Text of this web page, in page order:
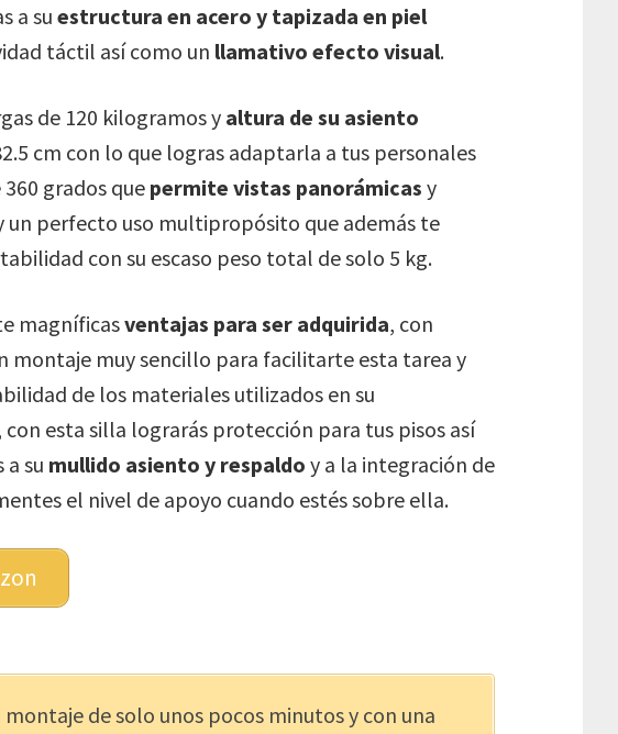
a suestructura en acero y tapizada en piel
táctil así como un llamativo efecto visual.
de 120 kilogramos y altura de su asiento
cm con lo que logras adaptarla a tus personales
grados que permite vistas panorámicas y
un perfecto uso multipropósito que además te
con su escaso peso total de solo 5 kg.
magníficasventajas para ser adquirida, con
montaje muy sencillo para facilitarte esta tarea y
de los materiales utilizados en su
con esta silla lograrás protección para tus pisos así
su mullido asiento y respaldo y a la integración de
el nivel de apoyo cuando estés sobre ella.
de solo unos pocos minutos y con una